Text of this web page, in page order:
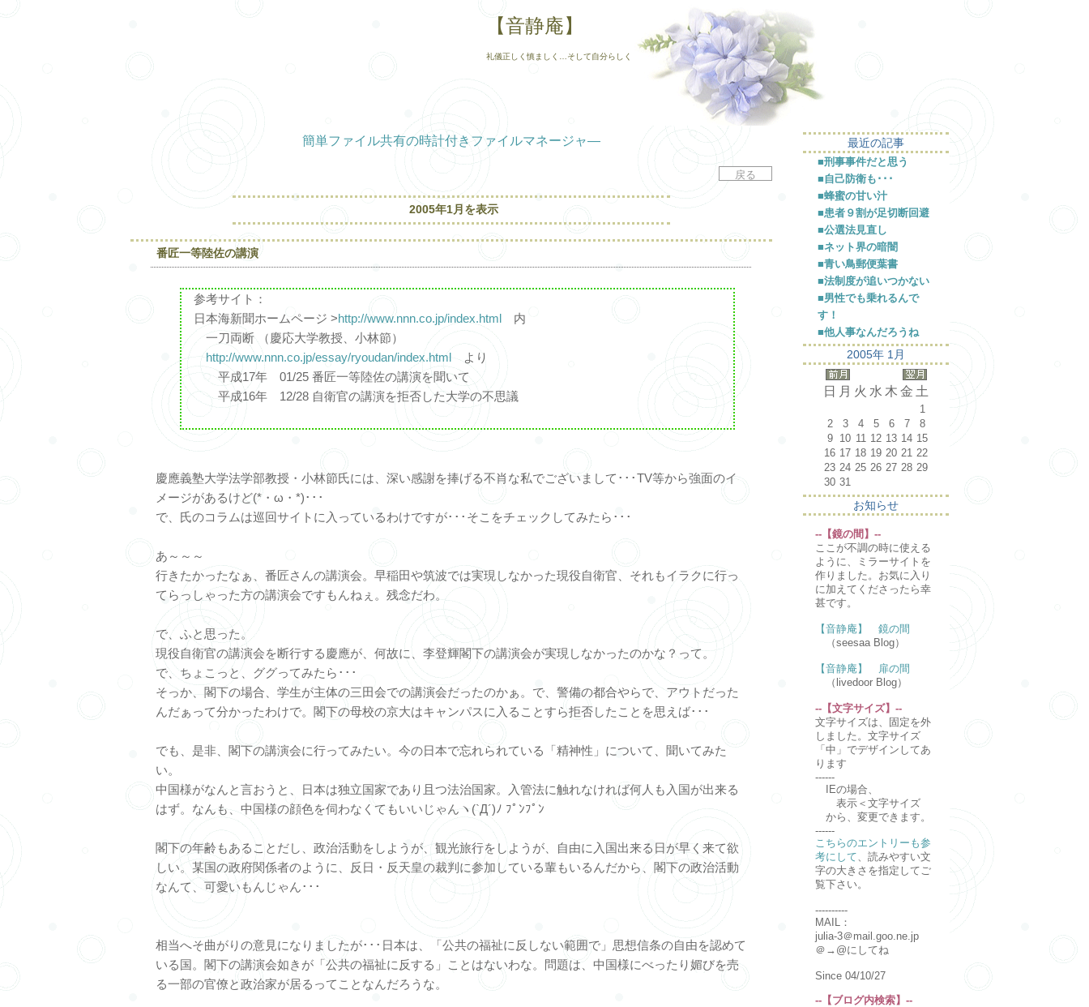
【音静庵】
礼儀正しく慎ましく…そして自分らしく
簡単ファイル共有の時計付きファイルマネージャ―
2005年1月を表示
番匠一等陸佐の講演
参考サイト：
日本海新聞ホームページ >http://www.nnn.co.jp/index.html 内
一刀両断 （慶応大学教授、小林節）
http://www.nnn.co.jp/essay/ryoudan/index.html より
平成17年 01/25 番匠一等陸佐の講演を聞いて
平成16年 12/28 自衛官の講演を拒否した大学の不思議
慶應義塾大学法学部教授・小林節氏には、深い感謝を捧げる不肖な私でございまして･･･TV等から強面のイ
メージがあるけど(*・ω・*)･･･
で、氏のコラムは巡回サイトに入っているわけですが･･･そこをチェックしてみたら･･･
あ～～～
行きたかったなぁ、番匠さんの講演会。早稲田や筑波では実現しなかった現役自衛官、それもイラクに行っ
てらっしゃった方の講演会ですもんねぇ。残念だわ。
で、ふと思った。
現役自衛官の講演会を断行する慶應が、何故に、李登輝閣下の講演会が実現しなかったのかな？って。
で、ちょこっと、ググってみたら･･･
そっか、閣下の場合、学生が主体の三田会での講演会だったのかぁ。で、警備の都合やらで、アウトだった
んだぁって分かったわけで。閣下の母校の京大はキャンパスに入ることすら拒否したことを思えば･･･
でも、是非、閣下の講演会に行ってみたい。今の日本で忘れられている「精神性」について、聞いてみた
い。
中国様がなんと言おうと、日本は独立国家であり且つ法治国家。入管法に触れなければ何人も入国が出来る
はず。なんも、中国様の顔色を伺わなくてもいいじゃんヽ(`Д´)ﾉ ﾌﾟﾝﾌﾟﾝ
閣下の年齢もあることだし、政治活動をしようが、観光旅行をしようが、自由に入国出来る日が早く来て欲
しい。某国の政府関係者のように、反日・反天皇の裁判に参加している輩もいるんだから、閣下の政治活動
なんて、可愛いもんじゃん･･･
相当へそ曲がりの意見になりましたが･･･日本は、「公共の福祉に反しない範囲で」思想信条の自由を認めて
いる国。閣下の講演会如きが「公共の福祉に反する」ことはないわな。問題は、中国様にべったり媚びを売
る一部の官僚と政治家が居るってことなんだろうな。
最近の記事
■刑事事件だと思う
■自己防衛も･･･
■蜂蜜の甘い汁
■患者９割が足切断回避
■公選法見直し
■ネット界の暗闇
■青い鳥郵便葉書
■法制度が追いつかない
■男性でも乗れるんで
す！
■他人事なんだろうね
2005年 1月
日 月 火 水 木 金 土
1
2
3 4 5 6 7
8
9
10 11 12 13 14 15
16 17 18 19 20 21 22
23 24 25 26 27 28 29
30 31
お知らせ
--【鏡の間】--
ここが不調の時に使える
ように、ミラーサイトを
作りました。お気に入り
に加えてくださったら幸
甚です。
【音静庵】 鏡の間
（seesaa Blog）
【音静庵】 扉の間
（livedoor Blog）
--【文字サイズ】--
文字サイズは、固定を外
しました。文字サイズ
「中」でデザインしてあ
ります
------
IEの場合、
表示＜文字サイズ
から、変更できます。
------
こちらのエントリーも参
考にして、読みやすい文
字の大きさを指定してご
覧下さい。
----------
MAIL：
julia-3＠mail.goo.ne.jp
＠→@にしてね
Since 04/10/27
--【ブログ内検索】--